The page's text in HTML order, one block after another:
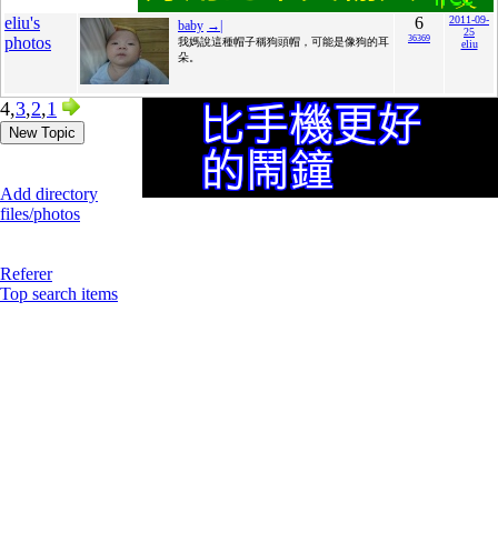
eliu's
photos
baby →|
我媽說這種帽子稱狗頭帽，可能是像狗的耳
朵。
6
36369
2011-09-
25
eliu
4,3,2,1
New Topic
Add directory
files/photos
Referer
Top search items